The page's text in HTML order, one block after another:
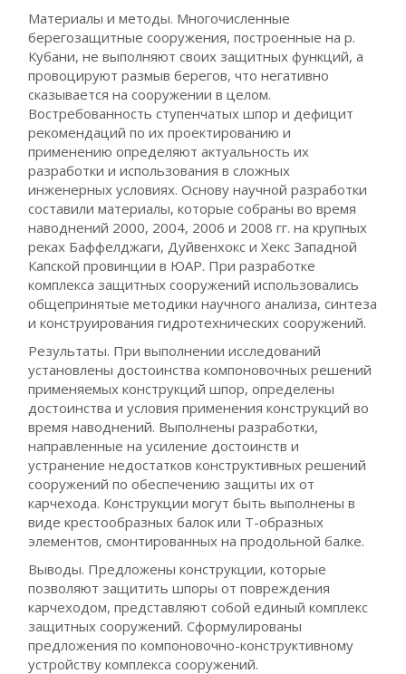
Материалы и методы. Многочисленные
берегозащитные сооружения, построенные на р.
Кубани, не выполняют своих защитных функций, а
провоцируют размыв берегов, что негативно
сказывается на сооружении в целом.
Востребованность ступенчатых шпор и дефицит
рекомендаций по их проектированию и
применению определяют актуальность их
разработки и использования в сложных
инженерных условиях. Основу научной разработки
составили материалы, которые собраны во время
наводнений 2000, 2004, 2006 и 2008 гг. на крупных
реках Баффелджаги, Дуйвенхокс и Хекс Западной
Капской провинции в ЮАР. При разработке
комплекса защитных сооружений использовались
общепринятые методики научного анализа, синтеза
и конструирования гидротехнических сооружений.
Результаты. При выполнении исследований
установлены достоинства компоновочных решений
применяемых конструкций шпор, определены
достоинства и условия применения конструкций во
время наводнений. Выполнены разработки,
направленные на усиление достоинств и
устранение недостатков конструктивных решений
сооружений по обеспечению защиты их от
карчехода. Конструкции могут быть выполнены в
виде крестообразных балок или Т-образных
элементов, смонтированных на продольной балке.
Выводы. Предложены конструкции, которые
позволяют защитить шпоры от повреждения
карчеходом, представляют собой единый комплекс
защитных сооружений. Сформулированы
предложения по компоновочно-конструктивному
устройству комплекса сооружений.